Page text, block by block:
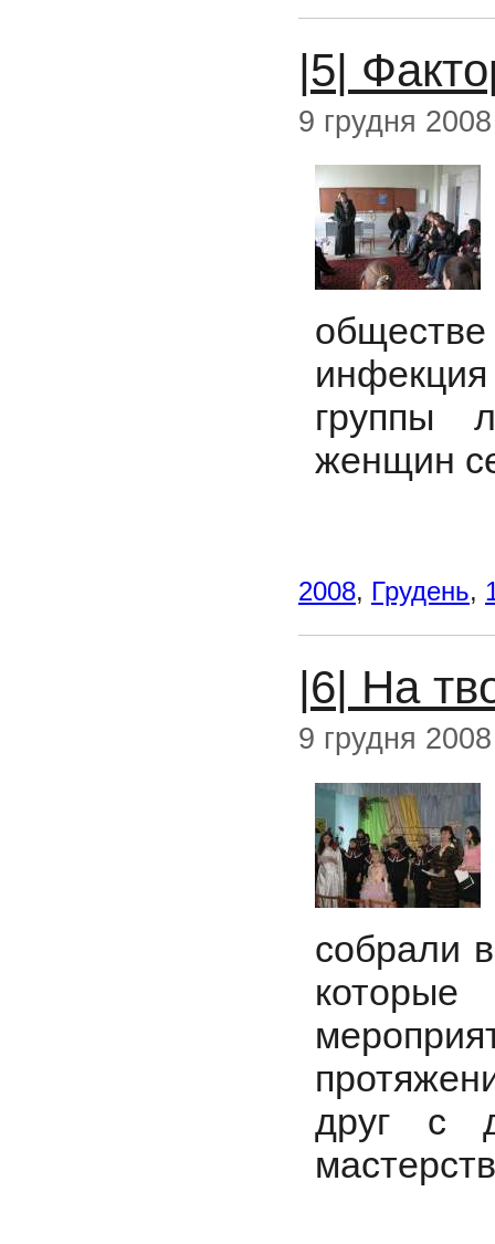
|5|
9 грудня 2008
группы
женщин
2008, Грудень,
|6| На
9 грудня 2008
собрали
друг с